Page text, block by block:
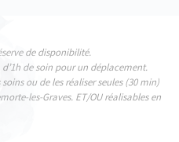
de disponibilité.
de soin pour un déplacement.
ou de les réaliser seules (30 min)
les-Graves. ET/OU réalisables en